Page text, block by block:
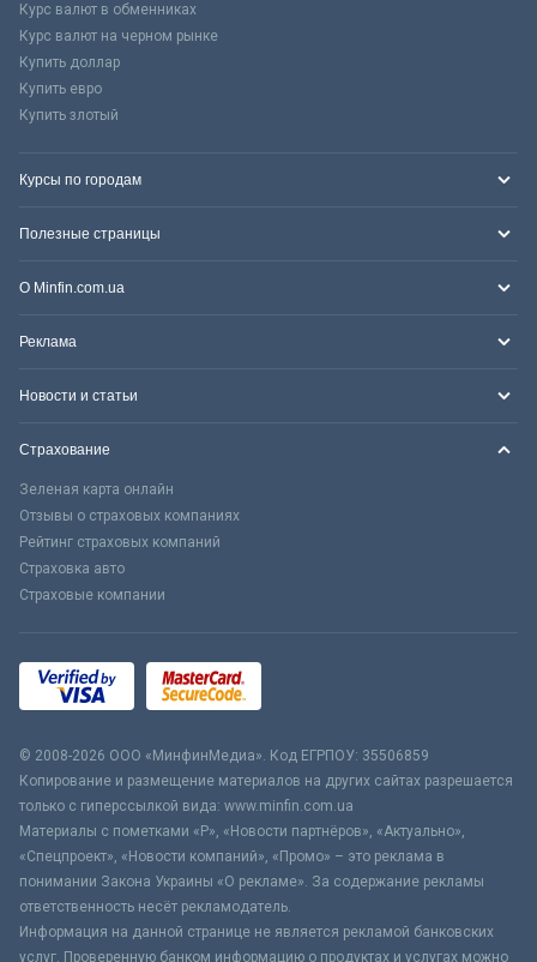
Курс валют в обменниках
Курс валют на черном рынке
Купить доллар
Купить евро
Купить злотый
Курсы по городам
Полезные страницы
О Minfin.com.ua
Реклама
Новости и статьи
Страхование
Зеленая карта онлайн
Отзывы о страховых компаниях
Рейтинг страховых компаний
Страховка авто
Страховые компании
© 2008-2026 ООО «МинфинМедиа». Код ЕГРПОУ: 35506859
Копирование и размещение материалов на других сайтах разрешается
только с гиперссылкой вида: www.minfin.com.ua
Материалы с пометками «Р», «Новости партнёров», «Актуально»,
«Спецпроект», «Новости компаний», «Промо» – это реклама в
понимании Закона Украины «О рекламе». За содержание рекламы
ответственность несёт рекламодатель.
Информация на данной странице не является рекламой банковских
услуг. Проверенную банком информацию о продуктах и услугах можно